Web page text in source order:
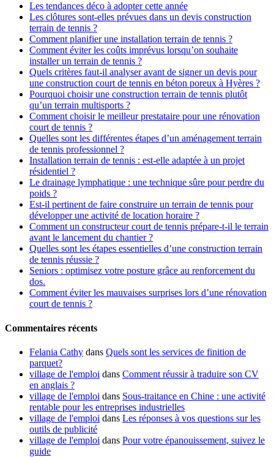
Les tendances déco à adopter cette année
Les clôtures sont-elles prévues dans un devis construction
terrain de tennis ?
Comment planifier une installation terrain de tennis ?
Comment éviter les coûts imprévus lorsqu’on souhaite
installer un terrain de tennis ?
Quels critères faut-il analyser avant de signer un devis pour
une construction court de tennis en béton poreux à Hyères ?
Pourquoi choisir une construction terrain de tennis plutôt
qu’un terrain multisports ?
Comment choisir le meilleur prestataire pour une rénovation
court de tennis ?
Quelles sont les différentes étapes d’un aménagement terrain
de tennis professionnel ?
Installation terrain de tennis : est-elle adaptée à un projet
résidentiel ?
Le drainage lymphatique : une technique sûre pour perdre du
poids ?
Est-il pertinent de faire construire un terrain de tennis pour
développer une activité de location horaire ?
Comment un constructeur court de tennis prépare-t-il le terrain
avant le lancement du chantier ?
Quelles sont les étapes essentielles d’une construction terrain
de tennis réussie ?
Seniors : optimisez votre posture grâce au renforcement du
dos.
Comment éviter les mauvaises surprises lors d’une rénovation
court de tennis ?
Commentaires récents
Felania Cathy dans Quels sont les services de finition de
parquet?
village de l'emploi dans Comment réussir à traduire son CV
en anglais ?
village de l'emploi dans Sous-traitance en Chine : une activité
rentable pour les entreprises industrielles
village de l'emploi dans Les réponses à vos questions sur les
outils de publicité
village de l'emploi dans Pour votre épanouissement, suivez le
guide